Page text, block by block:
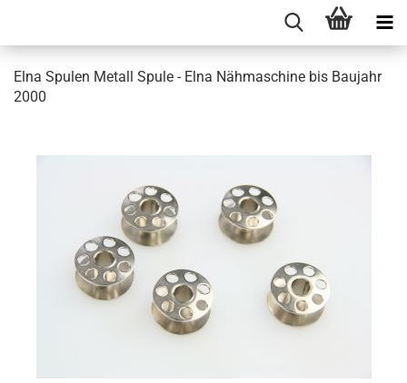
Elna Spulen Metall Spule - Elna Nähmaschine bis Baujahr
2000